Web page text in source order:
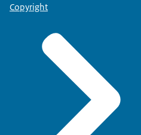
Copyright